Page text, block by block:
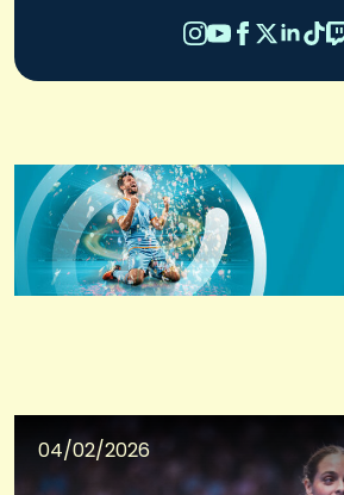
04/02/2026